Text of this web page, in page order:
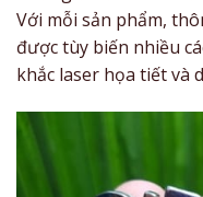
Với mỗi sản phẩm,
được tùy biến nhiều
khắc laser họa tiết và